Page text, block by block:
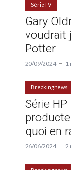
SérieTV
Gary
voudrait
Potter
20/09/2024 1
Breakingnews
Série
quoi en
26/06/2024 2